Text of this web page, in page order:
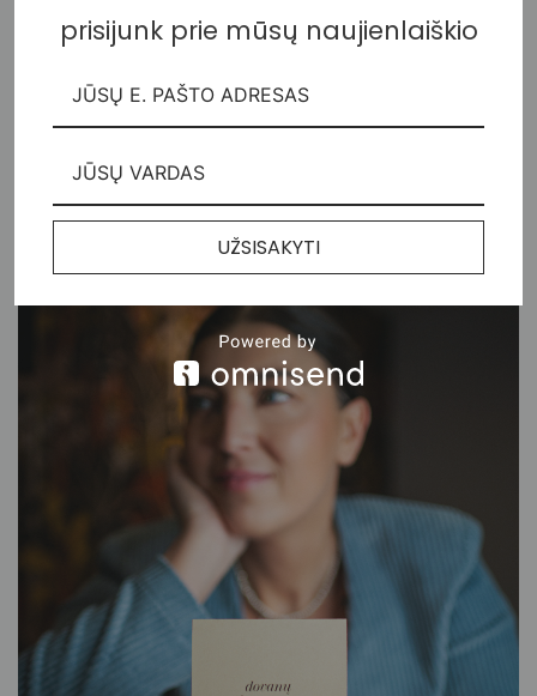
prisijunk prie mūsų naujienlaiškio
UŽSISAKYTI